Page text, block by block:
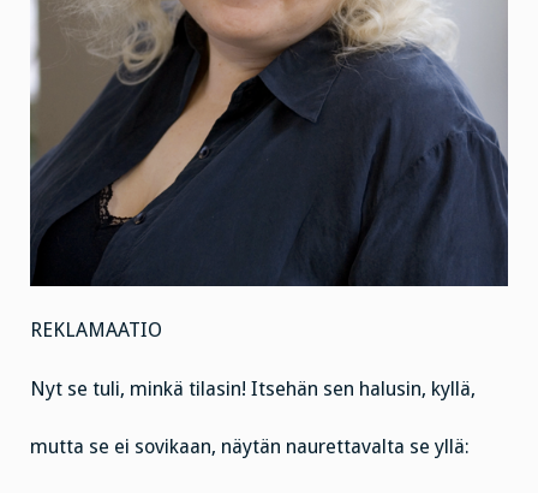
REKLAMAATIO
Nyt se tuli, minkä tilasin! Itsehän sen halusin, kyllä,
mutta se ei sovikaan, näytän naurettavalta se yllä: